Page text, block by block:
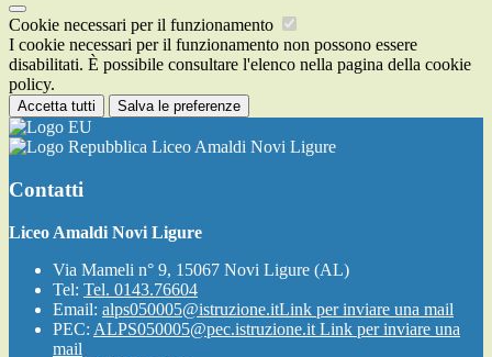
Cookie necessari per il funzionamento
I cookie necessari per il funzionamento non possono essere
disabilitati. È possibile consultare l'elenco nella pagina della cookie
policy.
Accetta tutti Salva le preferenze
Liceo Amaldi Novi Ligure
Contatti
Liceo Amaldi Novi Ligure
Via Mameli n° 9, 15067 Novi Ligure (AL)
Tel: Tel. 0143.76604
Email: alps050005@istruzione.itLink per inviare una mail
PEC: ALPS050005@pec.istruzione.it Link per inviare una
mail